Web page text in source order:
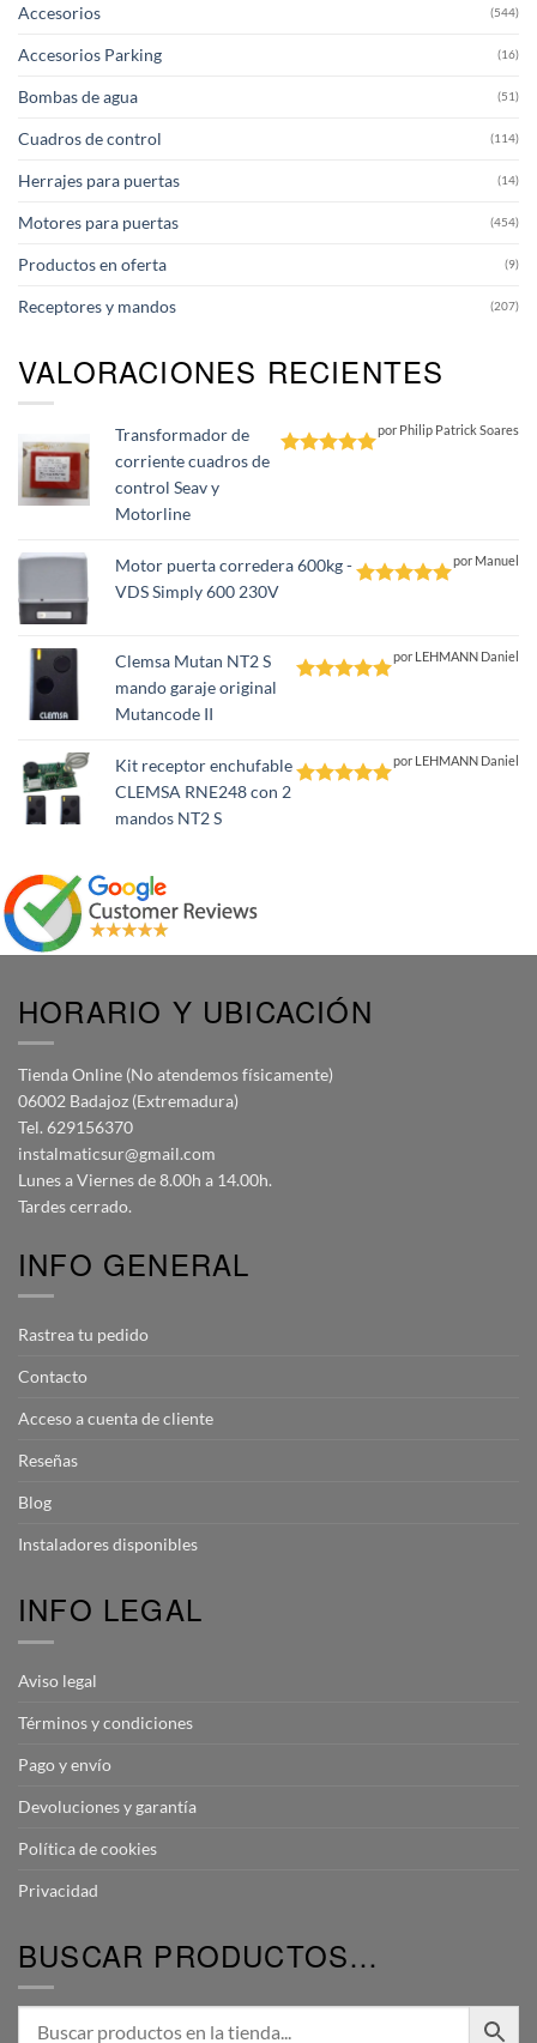
Accesorios (544)
Accesorios Parking (16)
Bombas de agua (51)
Cuadros de control (114)
Herrajes para puertas (14)
Motores para puertas (454)
Productos en oferta (9)
Receptores y mandos (207)
VALORACIONES RECIENTES
Transformador de
corriente cuadros de
control Seav y
Motorline
por Philip Patrick Soares
Motor puerta corredera 600kg -
VDS Simply 600 230V
por Manuel
Clemsa Mutan NT2 S
mando garaje original
Mutancode II
por LEHMANN Daniel
Kit receptor enchufable
CLEMSA RNE248 con 2
mandos NT2 S
por LEHMANN Daniel
HORARIO Y UBICACIÓN
Tienda Online (No atendemos físicamente)
06002 Badajoz (Extremadura)
Tel. 629156370
instalmaticsur@gmail.com
Lunes a Viernes de 8.00h a 14.00h.
Tardes cerrado.
INFO GENERAL
Rastrea tu pedido
Contacto
Acceso a cuenta de cliente
Reseñas
Blog
Instaladores disponibles
INFO LEGAL
Aviso legal
Términos y condiciones
Pago y envío
Devoluciones y garantía
Política de cookies
Privacidad
BUSCAR PRODUCTOS…